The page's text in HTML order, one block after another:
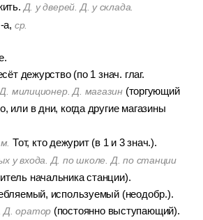
Д. у дверей. Д. у склада.
а, ср.
дежурство (по 1 знач. глаг.
милиционер. Д. магазин(торгующий
или в дни, когда другие магазины
м. Тот, кто дежурит (в 1 и 3 знач.).
у входа. Д. по школе. Д. по станции
начальника станции).
используемый (неодобр.).
оратор (постоянно выступающий).